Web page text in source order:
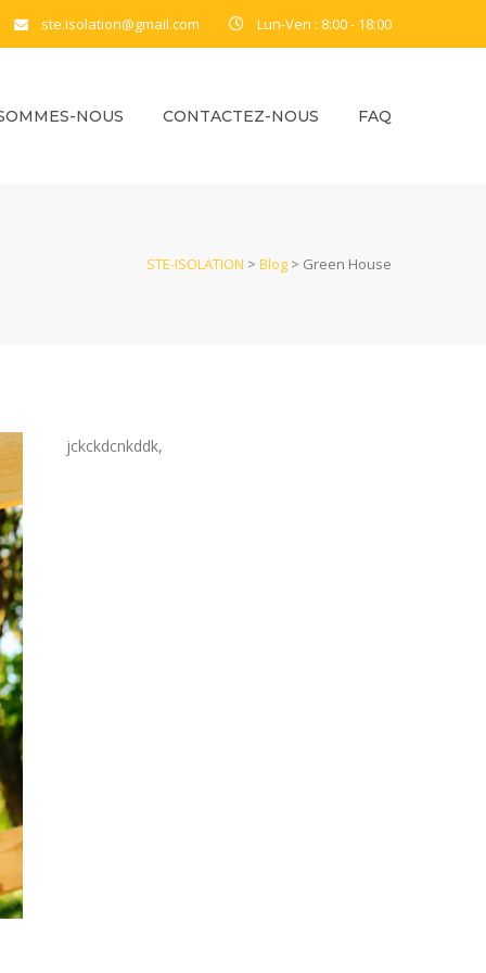
ste.isolation@gmail.com Lun-Ven : 8:00 - 18:00
NOUS CONTACTEZ-NOUS FAQ
STE-ISOLATION > Blog > Green House
jckckdcnkddk,